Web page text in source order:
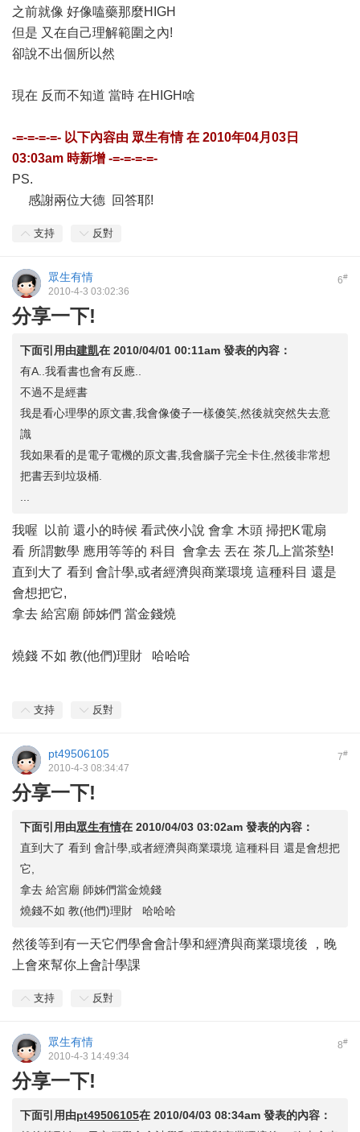
之前就像 好像嗑藥那麼HIGH
但是 又在自己理解範圍之內!
卻說不出個所以然
現在 反而不知道 當時 在HIGH啥
-=-=-=-=- 以下內容由 眾生有情在 2010年04月03日
03:03am 時新增 -=-=-=-=-
PS.
感謝兩位大德 回答耶!
支持 反對
6#
眾生有情
2010-4-3 03:02:36
分享一下!
下面引用由建凱在 2010/04/01 00:11am 發表的內容：
有A..我看書也會有反應..
不過不是經書
我是看心理學的原文書,我會像傻子一樣傻笑,然後就突然失去意
識
我如果看的是電子電機的原文書,我會腦子完全卡住,然後非常想
把書丟到垃圾桶.
我喔 以前 還小的時候 看武俠小說 會拿 木頭 掃把K電扇
看 所謂數學 應用等等的 科目 會拿去 丟在 茶几上當茶墊!
直到大了 看到 會計學,或者經濟與商業環境 這種科目 還是
會想把它,
拿去 給宮廟 師姊們 當金錢燒
燒錢 不如 教(他們)理財 哈哈哈
支持 反對
7#
pt49506105
2010-4-3 08:34:47
分享一下!
下面引用由眾生有情在 2010/04/03 03:02am 發表的內容：
直到大了 看到 會計學,或者經濟與商業環境 這種科目 還是會想把
它,
拿去 給宮廟 師姊們當金燒錢
燒錢不如 教(他們)理財 哈哈哈
然後等到有一天它們學會會計學和經濟與商業環境後 ，晚
上會來幫你上會計學課
支持 反對
8#
眾生有情
2010-4-3 14:49:34
分享一下!
下面引用由pt49506105在 2010/04/03 08:34am 發表的內容：